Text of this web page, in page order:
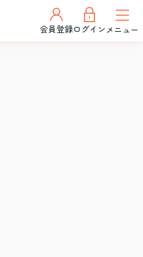
会員登録ログインメニュー